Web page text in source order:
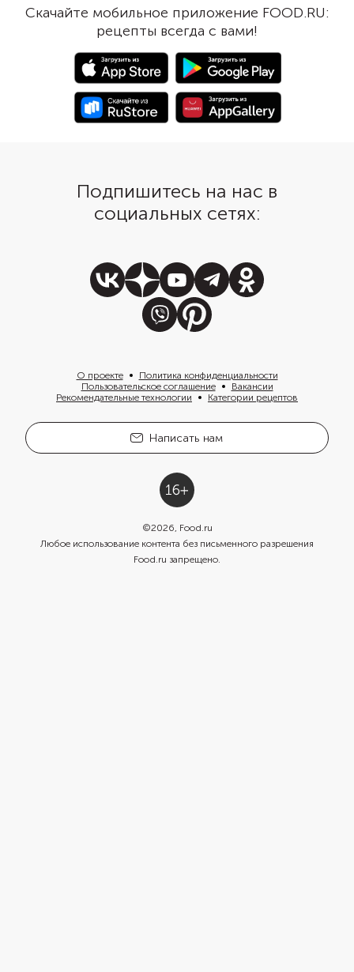
Скачайте мобильное приложение FOOD.RU:
рецепты всегда с вами!
Подпишитесь на нас в
социальных сетях:
О проекте
Политика конфиденциальности
Пользовательское соглашение
Вакансии
Рекомендательные технологии
Категории рецептов
Написать нам
©2026, Food.ru
Любое использование контента без письменного разрешения
Food.ru запрещено.